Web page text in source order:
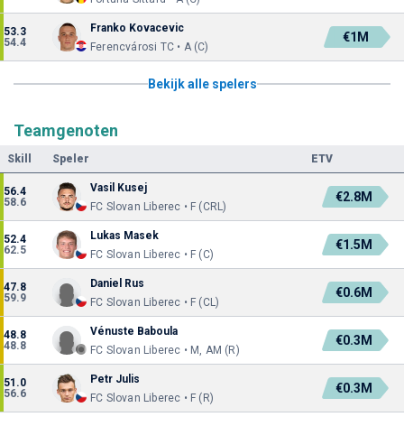
53.3
54.4
Franko Kovacevic
Ferencvárosi TC • A (C)
€1M
Bekijk alle spelers
Teamgenoten
Skill Speler ETV
56.4
58.6
Vasil Kusej
FC Slovan Liberec • F (CRL)
€2.8M
52.4
62.5
Lukas Masek
FC Slovan Liberec • F (C)
€1.5M
47.8
59.9
Daniel Rus
FC Slovan Liberec • F (CL)
€0.6M
48.8
48.8
Vénuste Baboula
FC Slovan Liberec • M, AM (R)
€0.3M
51.0
56.6
Petr Julis
FC Slovan Liberec • F (R)
€0.3M